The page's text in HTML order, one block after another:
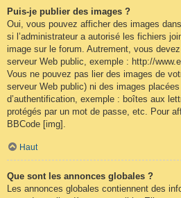
Puis-je publier des images ?
Oui, vous pouvez afficher des images
si l’administrateur a autorisé les fichiers
image sur le forum. Autrement, vous
serveur Web public, exemple : http://
Vous ne pouvez pas lier des images de
serveur Web public) ni des images
d’authentification, exemple : boîtes aux
protégés par un mot de passe, etc. Pour
BBCode [img].
Haut
Que sont les annonces globales ?
Les annonces globales contiennent des